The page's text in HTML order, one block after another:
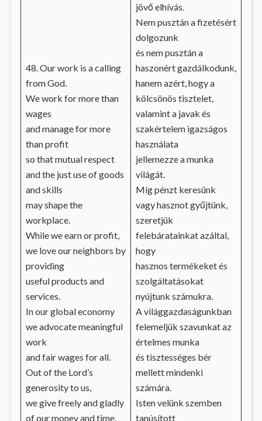
48. Our work is a calling
from God.
We work for more than
wages
and manage for more
than profit
so that mutual respect
and the just use of goods
and skills
may shape the
workplace.
While we earn or profit,
we love our neighbors by
providing
useful products and
services.
In our global economy
we advocate meaningful
work
and fair wages for all.
Out of the Lord’s
generosity to us,
we give freely and gladly
of our money and time.
jövő elhívás.
Nem pusztán a fizetésért
dolgozunk
és nem pusztán a
haszonért gazdálkodunk,
hanem azért, hogy a
kölcsönös tisztelet,
valamint a javak és
szakértelem igazságos
használata
jellemezze a munka
világát.
Míg pénzt keresünk
vagy hasznot gyűjtünk,
szeretjük
felebáratainkat azáltal,
hogy
hasznos termékeket és
szolgáltatásokat
nyújtunk számukra.
A világgazdaságunkban
felemeljük szavunkat az
értelmes munka
és tisztességes bér
mellett mindenki
számára.
Isten velünk szemben
tanúsított